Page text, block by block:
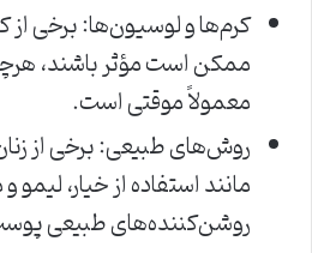
کرم‌ها و لوسیون‌ها: برخی
ممکن است مؤثر باشند،
معمولاً موقتی است.
روش‌های طبیعی: برخی از
مانند استفاده از خیار،
روشن‌کننده‌های طبیعی